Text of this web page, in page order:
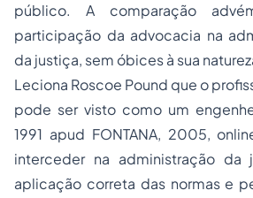
público. A comparação
participação da advocacia na
da justiça, sem óbices à sua
Leciona Roscoe Pound que o
pode ser visto como um
1991 apud FONTANA, 2005,
interceder na administração da
aplicação correta das normas e